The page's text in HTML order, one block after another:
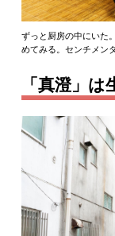
ずっと厨房の中にいた
めてみる。センチメン
「真澄」は